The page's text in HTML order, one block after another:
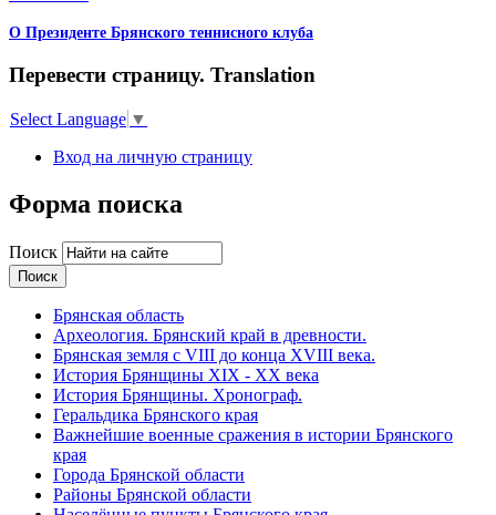
О Президенте Брянского теннисного клуба
Перевести страницу. Translation
Select Language ▼
Вход на личную страницу
Форма поиска
Поиск
Брянская область
Археология. Брянский край в древности.
Брянская земля с VIII до конца XVIII века.
История Брянщины XIX - XX века
История Брянщины. Хронограф.
Геральдика Брянского края
Важнейшие военные сражения в истории Брянского
края
Города Брянской области
Районы Брянской области